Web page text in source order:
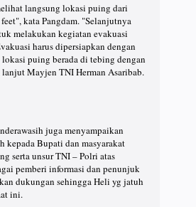
langsung lokasi puing dari
kata Pangdam. "Selanjutnya
melakukan kegiatan evakuasi
harus dipersiapkan dengan
puing berada di tebing dengan
Mayjen TNI Herman Asaribab.
juga menyampaikan
kepada Bupati dan masyarakat
serta unsur TNI – Polri atas
pemberi informasi dan penunjuk
dukungan sehingga Heli yg jatuh
ini.